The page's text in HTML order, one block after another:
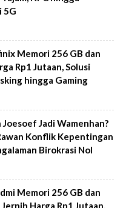
5G
Memori 256 GB dan
Rp1 Jutaan, Solusi
hingga Gaming
Joesoef Jadi Wamenhan?
Konflik Kepentingan
Birokrasi Nol
Memori 256 GB dan
Jernih Harga Rp1 Jutaan,